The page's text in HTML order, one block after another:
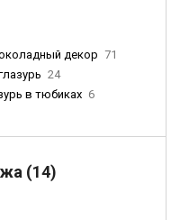
декор 71
24
в тюбиках 6
(14)